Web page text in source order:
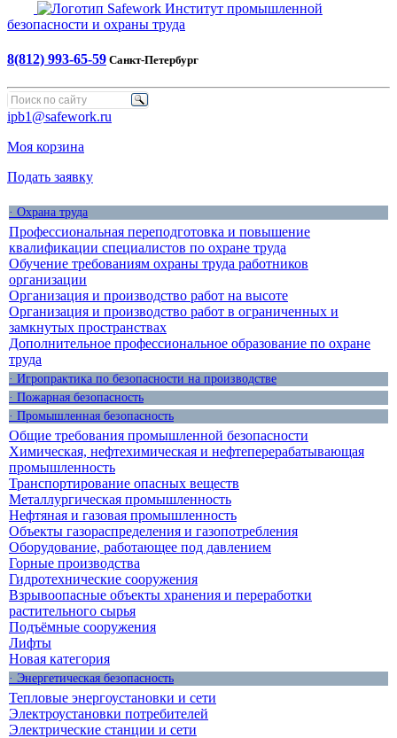
Safework Институт промышленной
безопасности и охраны труда
8(812) 993-65-59 Санкт-Петербург
ipb1@safework.ru
Моя корзина
Подать заявку
· Охрана труда
Профессиональная переподготовка и повышение
квалификации специалистов по охране труда
Обучение требованиям охраны труда работников
организации
Организация и производство работ на высоте
Организация и производство работ в ограниченных и
замкнутых пространствах
Дополнительное профессиональное образование по охране
труда
· Игропрактика по безопасности на производстве
· Пожарная безопасность
· Промышленная безопасность
Общие требования промышленной безопасности
Химическая, нефтехимическая и нефтеперерабатывающая
промышленность
Транспортирование опасных веществ
Металлургическая промышленность
Нефтяная и газовая промышленность
Объекты газораспределения и газопотребления
Оборудование, работающее под давлением
Горные производства
Гидротехнические сооружения
Взрывоопасные объекты хранения и переработки
растительного сырья
Подъёмные сооружения
Лифты
Новая категория
· Энергетическая безопасность
Тепловые энергоустановки и сети
Электроустановки потребителей
Электрические станции и сети